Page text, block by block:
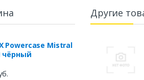
Powercase Mistral
чёрный
Другие